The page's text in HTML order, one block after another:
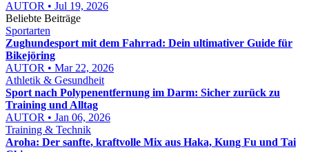
AUTOR • Jul 19, 2026
Beliebte Beiträge
Sportarten
Zughundesport mit dem Fahrrad: Dein ultimativer Guide für
Bikejöring
AUTOR • Mar 22, 2026
Athletik & Gesundheit
Sport nach Polypenentfernung im Darm: Sicher zurück zu
Training und Alltag
AUTOR • Jan 06, 2026
Training & Technik
Aroha: Der sanfte, kraftvolle Mix aus Haka, Kung Fu und Tai